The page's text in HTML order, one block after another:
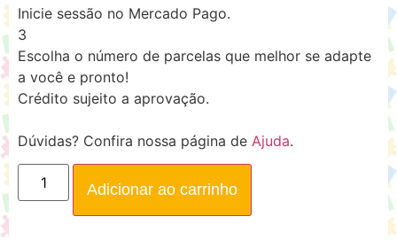
Inicie sessão no Mercado Pago.
3
Escolha o número de parcelas que melhor se adapte
a você e pronto!
Crédito sujeito a aprovação.
Dúvidas? Confira nossa página de Ajuda.
Adicionar ao carrinho